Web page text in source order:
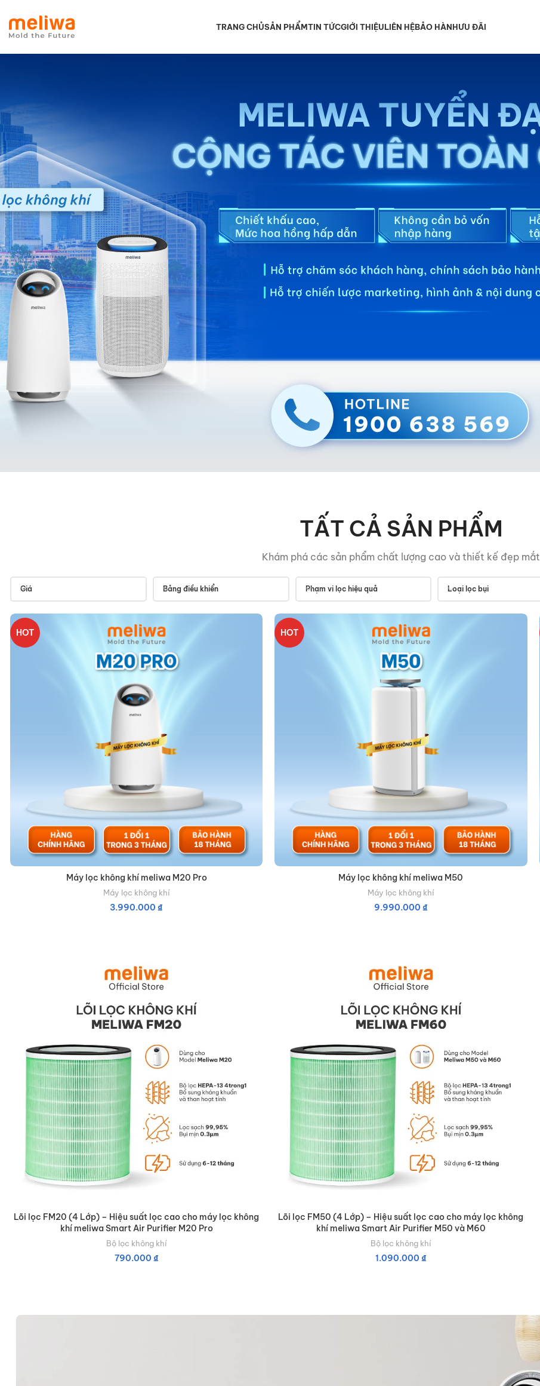
TRANG CHỦSẢN PHẨMTIN TỨCGIỚI THIỆULIÊN HỆBẢO HÀNHƯU ĐÃI
TẤT CẢ SẢN PHẨM
Khám phá các sản phẩm chất lượng cao và thiết kế đẹp mắt
Giá Bảng điều khiển Phạm vi lọc hiệu quả Loại lọc bụi
HOT
Máy lọc không khí meliwa M20 Pro
Máy lọc không khí
3.990.000₫
HOT
Máy lọc không khí meliwa M50
Máy lọc không khí
9.990.000 ₫
Lõi lọc FM20 (4 Lớp) – Hiệu suất lọc cao cho máy lọc không
khí meliwa Smart Air Purifier M20 Pro
Bộ lọc không khí
790.000 ₫
Lõi lọc FM50 (4 Lớp) – Hiệu suất lọc cao cho máy lọc không
khí meliwa Smart Air Purifier M50 và M60
Bộ lọc không khí
1.090.000 ₫